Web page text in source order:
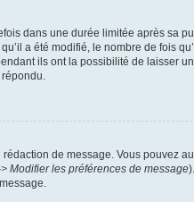
dans une durée limitée après sa
a été modifié, le nombre de fois
ils ont la possibilité de laisser
de message. Vous pouvez
Modifier les préférences de message